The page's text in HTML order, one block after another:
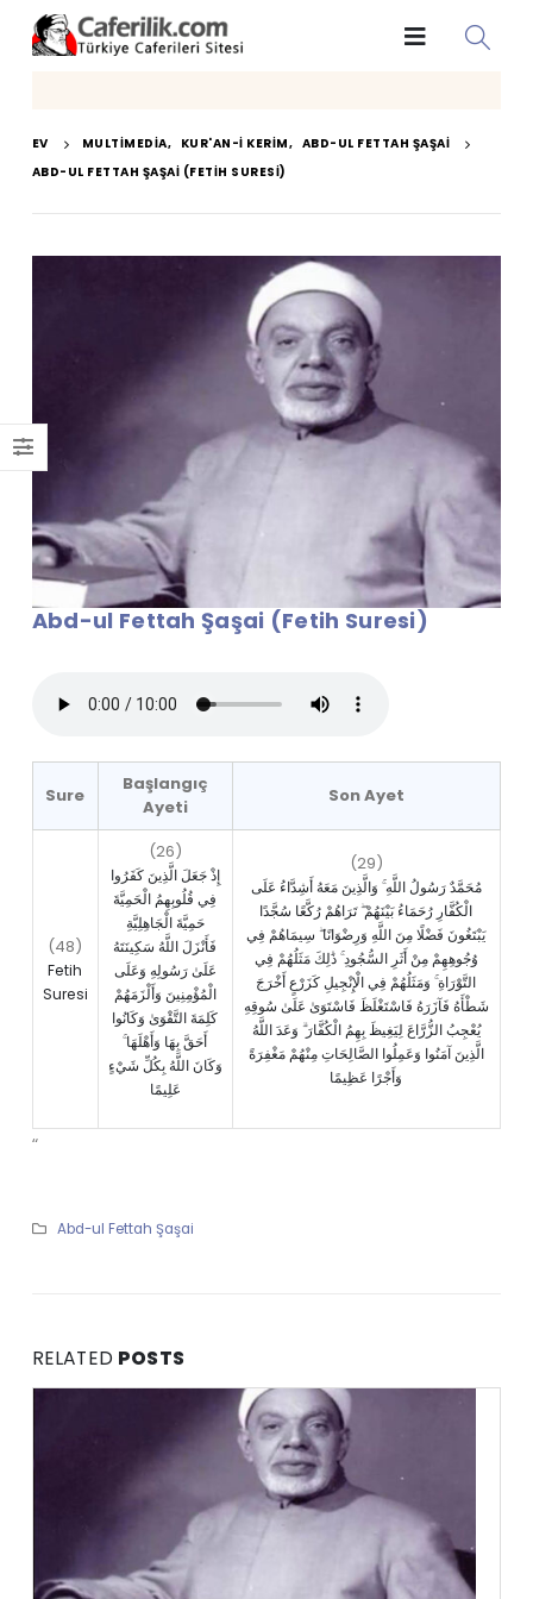
EV MULTIMEDIA, KUR'AN-I KERIM, ABD-UL FETTAH ŞAŞAI
ABD-UL FETTAH ŞAŞAI (FETIH SURESI)
Abd-ul Fettah Şaşai (Fetih Suresi)
Sure
Başlangıç
Ayeti
Son Ayet
(48)
Fetih
Suresi
(26)
إِذْ جَعَلَ الَّذِينَ كَفَرُوا
فِي قُلُوبِهِمُ الْحَمِيَّةَ
حَمِيَّةَ الْجَاهِلِيَّةِ
فَأَنْزَلَ اللَّهُ سَكِينَتَهُ
عَلَىٰ رَسُولِهِ وَعَلَى
الْمُؤْمِنِينَ وَأَلْزَمَهُمْ
كَلِمَةَ التَّقْوَىٰ وَكَانُوا
أَحَقَّ بِهَا وَأَهْلَهَا ۚ
وَكَانَ اللَّهُ بِكُلِّ شَيْءٍ
عَلِيمًا
(29)
مُحَمَّدٌ رَسُولُ اللَّهِ ۚ وَالَّذِينَ مَعَهُ أَشِدَّاءُ عَلَى
الْكُفَّارِ رُحَمَاءُ بَيْنَهُمْ ۖ تَرَاهُمْ رُكَّعًا سُجَّدًا
يَبْتَغُونَ فَضْلًا مِنَ اللَّهِ وَرِضْوَانًا ۖ سِيمَاهُمْ فِي
وُجُوهِهِمْ مِنْ أَثَرِ السُّجُودِ ۚ ذَٰلِكَ مَثَلُهُمْ فِي
التَّوْرَاةِ ۚ وَمَثَلُهُمْ فِي الْإِنْجِيلِ كَزَرْعٍ أَخْرَجَ
شَطْأَهُ فَآزَرَهُ فَاسْتَغْلَظَ فَاسْتَوَىٰ عَلَىٰ سُوقِهِ
يُعْجِبُ الزُّرَّاعَ لِيَغِيظَ بِهِمُ الْكُفَّارَ ۗ وَعَدَ اللَّهُ
الَّذِينَ آمَنُوا وَعَمِلُوا الصَّالِحَاتِ مِنْهُمْ مَغْفِرَةً
وَأَجْرًا عَظِيمًا
“
Abd-ul Fettah Şaşai
RELATED POSTS